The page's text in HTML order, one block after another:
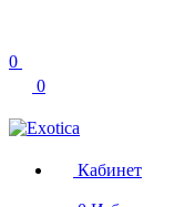
0
0
Кабинет